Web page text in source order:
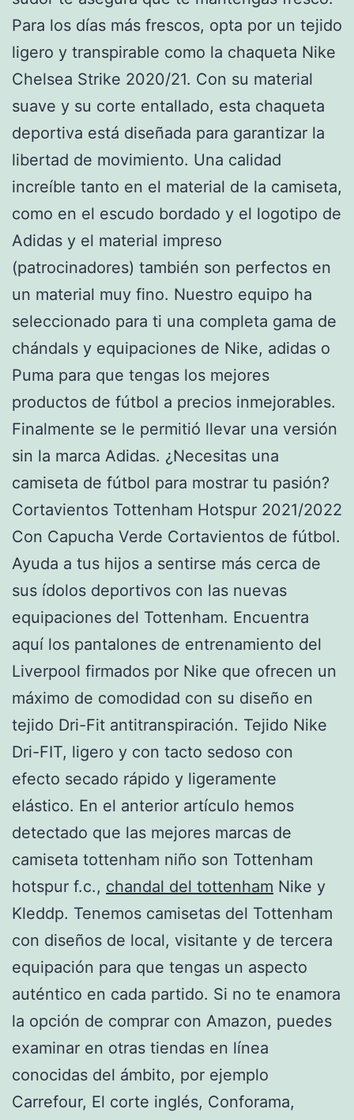
Para los días más frescos, opta por un tejido
ligero y transpirable como la chaqueta Nike
Chelsea Strike 2020/21. Con su material
suave y su corte entallado, esta chaqueta
deportiva está diseñada para garantizar la
libertad de movimiento. Una calidad
increíble tanto en el material de la camiseta,
como en el escudo bordado y el logotipo de
Adidas y el material impreso
(patrocinadores) también son perfectos en
un material muy fino. Nuestro equipo ha
seleccionado para ti una completa gama de
chándals y equipaciones de Nike, adidas o
Puma para que tengas los mejores
productos de fútbol a precios inmejorables.
Finalmente se le permitió llevar una versión
sin la marca Adidas. ¿Necesitas una
camiseta de fútbol para mostrar tu pasión?
Cortavientos Tottenham Hotspur 2021/2022
Con Capucha Verde Cortavientos de fútbol.
Ayuda a tus hijos a sentirse más cerca de
sus ídolos deportivos con las nuevas
equipaciones del Tottenham. Encuentra
aquí los pantalones de entrenamiento del
Liverpool firmados por Nike que ofrecen un
máximo de comodidad con su diseño en
tejido Dri-Fit antitranspiración. Tejido Nike
Dri-FIT, ligero y con tacto sedoso con
efecto secado rápido y ligeramente
elástico. En el anterior artículo hemos
detectado que las mejores marcas de
camiseta tottenham niño son Tottenham
hotspur f.c., chandal del tottenham Nike y
Kleddp. Tenemos camisetas del Tottenham
con diseños de local, visitante y de tercera
equipación para que tengas un aspecto
auténtico en cada partido. Si no te enamora
la opción de comprar con Amazon, puedes
examinar en otras tiendas en línea
conocidas del ámbito, por ejemplo
Carrefour, El corte inglés, Conforama,